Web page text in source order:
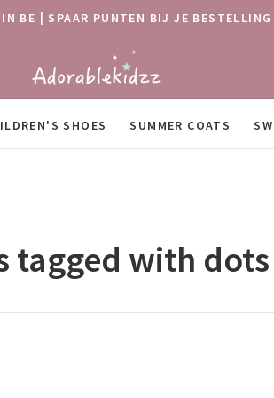
BE | SPAAR PUNTEN BIJ JE
SHOES SUMMER COATS
tagged with